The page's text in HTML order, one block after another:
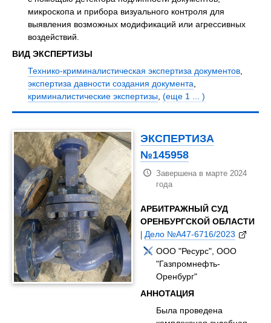
микроскопа и прибора визуального контроля для
выявления возможных модификаций или агрессивных
воздействий.
ВИД ЭКСПЕРТИЗЫ
Технико-криминалистическая экспертиза документов,
экспертиза давности создания документа,
криминалистические экспертизы, (еще 1 ... )
ЭКСПЕРТИЗА
№145958
Завершена в марте 2024
года
АРБИТРАЖНЫЙ СУД
ОРЕНБУРГСКОЙ ОБЛАСТИ
|Дело №А47-6716/2023
ООО "Ресурс", ООО
"Газпромнефть-
Оренбург"
АННОТАЦИЯ
Была проведена